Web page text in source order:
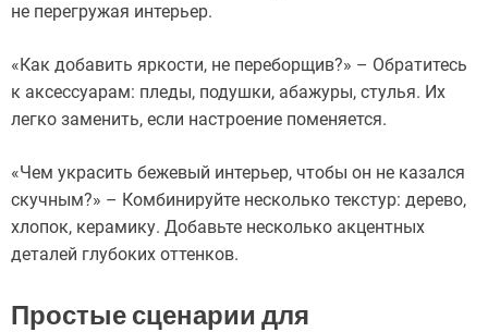
не перегружая интерьер.
«Как добавить яркости, не переборщив?» – Обратитесь
к аксессуарам: пледы, подушки, абажуры, стулья. Их
легко заменить, если настроение поменяется.
«Чем украсить бежевый интерьер, чтобы он не казался
скучным?» – Комбинируйте несколько текстур: дерево,
хлопок, керамику. Добавьте несколько акцентных
деталей глубоких оттенков.
Простые сценарии для